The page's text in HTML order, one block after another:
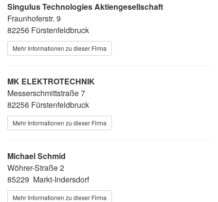
Singulus Technologies Aktiengesellschaft
Fraunhoferstr. 9
82256 Fürstenfeldbruck
Mehr Informationen zu dieser Firma
MK ELEKTROTECHNIK
Messerschmittstraße 7
82256 Fürstenfeldbruck
Mehr Informationen zu dieser Firma
Michael Schmid
Wöhrer-Straße 2
85229 Markt-Indersdorf
Mehr Informationen zu dieser Firma